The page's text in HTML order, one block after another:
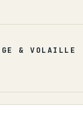
& VOLAILLE